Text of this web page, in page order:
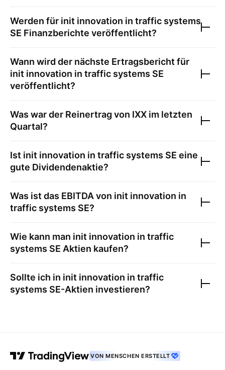
Werden für init innovation in traffic systems
SE Finanzberichte veröffentlicht?
Wann wird der nächste Ertragsbericht für
init innovation in traffic systems SE
veröffentlicht?
Was war der Reinertrag von IXX im letzten
Quartal?
Ist init innovation in traffic systems SE eine
gute Dividendenaktie?
Was ist das EBITDA von init innovation in
traffic systems SE?
Wie kann man init innovation in traffic
systems SE Aktien kaufen?
Sollte ich in init innovation in traffic
systems SE-Aktien investieren?
VON MENSCHEN ERSTELLT